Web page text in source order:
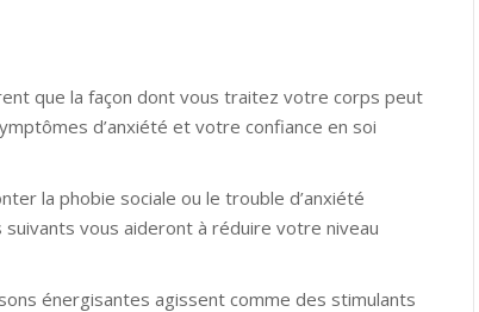
que la façon dont vous traitez votre corps peut
d’anxiété et votre confiance en soi
la phobie sociale ou le trouble d’anxiété
vous aideront à réduire votre niveau
énergisantes agissent comme des stimulants